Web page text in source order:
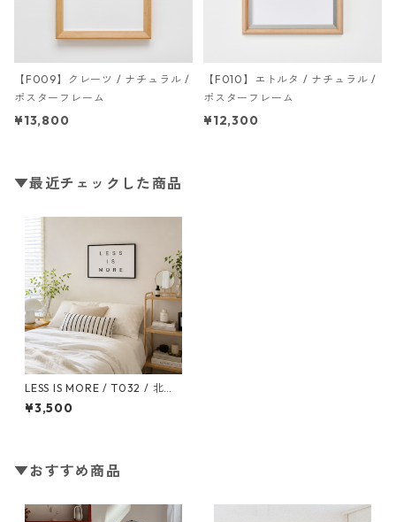
【F009】クレーツ / ナチュラル /
ポスターフレーム
¥13,800
【F010】エトルタ / ナチュラル /
ポスターフレーム
¥12,300
▼最近チェックした商品
LESS IS MORE / T032 / 北欧
ポスター
¥3,500
▼おすすめ商品